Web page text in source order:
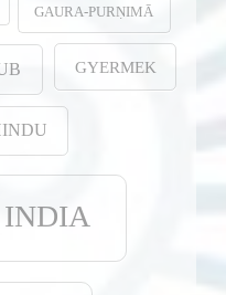
GAURA-PURṆIMĀ
GYERMEK
INDIA